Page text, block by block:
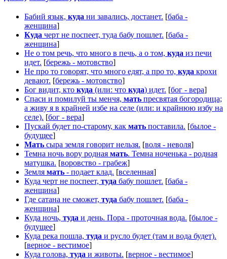
Бабий язык, куда ни завались, достанет. [баба -
женщина]
Куда черт не поспеет, туда бабу пошлет. [баба -
женщина]
Не о том речь, что много в печь, а о том, куда из печи
идет. [бережь - мотовство]
Не про то говорят, что много едят, а про то, куда крохи
девают. [бережь - мотовство]
Бог видит, кто куда (или: что куда) идет. [бог - вера]
Спаси и помилуй ты менчя, мать пресвятая богородица;
а живу я в крайней избе на селе (или: и крайнюю избу на
селе). [бог - вера]
Пускай будет по-старому, как мать поставила. [былое -
будущее]
Мать сыра земля говорит нельзя. [воля - неволя]
Темна ночь вору родная мать. Темна ноченька - родная
матушка. [воровство - грабеж]
Земля мать - подает клад. [вселенная]
Куда черт не поспеет, туда бабу пошлет. [баба -
женщина]
Где сатана не сможет, туда бабу пошлет. [баба -
женщина]
Куда ночь, туда и день. Пора - проточная вода. [былое -
будущее]
Куда река пошла, туда и русло будет (там и вода будет).
[верное - вестимое]
Куда голова, туда и животы. [верное - вестимое]